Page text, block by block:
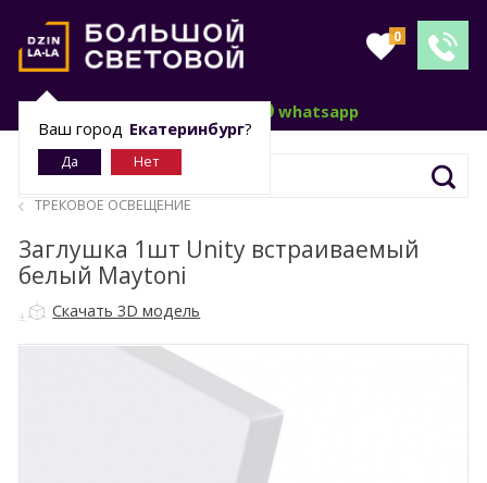
0
Ваш город Екатеринбург?
whatsapp
ТРЕКОВОЕ ОСВЕЩЕНИЕ
Заглушка 1шт Unity встраиваемый
белый Maytoni
Скачать 3D модель